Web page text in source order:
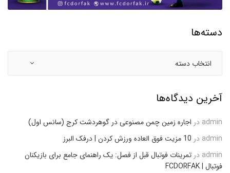
دسته‌ها
آخرین دیدگاه‌ها
admin در اجاره زمین چمن مصنوعی در گوهردشت کرج (سانس اول)
admin در 10 مزیت فوق العاده ورزش کردن | درفک البرز
admin در تمرینات فوتبال قبل از فصل: یک راهنمای جامع برای بازیکنان
فوتبال | FCDORFAK